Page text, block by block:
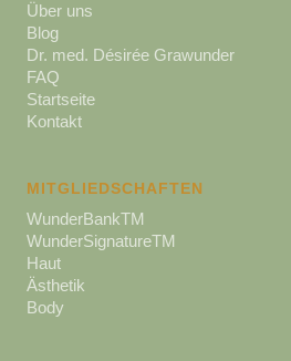
Über uns
Blog
Dr. med. Désirée Grawunder
FAQ
Startseite
Kontakt
MITGLIEDSCHAFTEN
WunderBankTM
WunderSignatureTM
Haut
Ästhetik
Body